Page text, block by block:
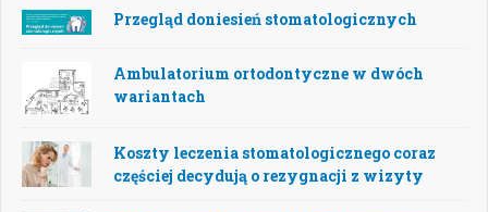
Przegląd doniesień stomatologicznych
Ambulatorium ortodontyczne w dwóch
wariantach
Koszty leczenia stomatologicznego coraz
częściej decydują o rezygnacji z wizyty